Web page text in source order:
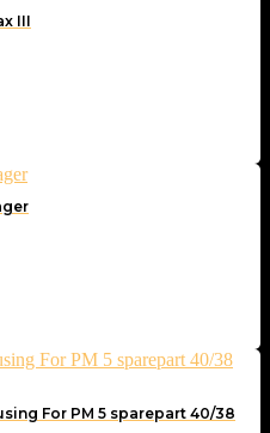
III
For PM 5 sparepart 40/38